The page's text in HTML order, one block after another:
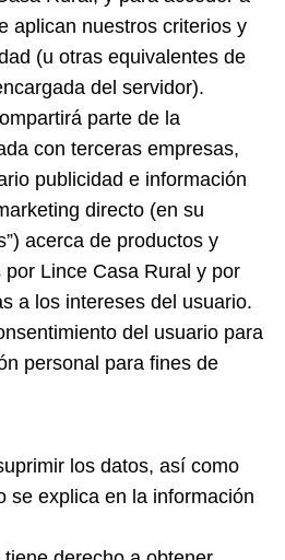
aplican nuestros criterios y
(u otras equivalentes de
del servidor).
parte de la
con terceras empresas,
publicidad e información
directo (en su
acerca de productos y
Lince Casa Rural y por
a los intereses del usuario.
del usuario para
personal para fines de
los datos, así como
se explica en la información